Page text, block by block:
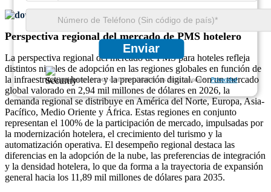
Enviar
Garantizamos la total confidencialidad de sus datos personales.Privacidad
Descargar muestra gratis
Perspectiva regional del mercado de PMS hotelero
La perspectiva regional del mercado de PMS para hoteles refleja
distintos niveles de adopción en las regiones globales en función de
la infraestructura hotelera y la preparación digital. Con un mercado
global valorado en 2,94 mil millones de dólares en 2026, la
demanda regional se distribuye en América del Norte, Europa, Asia-
Pacífico, Medio Oriente y África. Estas regiones en conjunto
representan el 100% de la participación de mercado, impulsadas por
la modernización hotelera, el crecimiento del turismo y la
automatización operativa. El desempeño regional destaca las
diferencias en la adopción de la nube, las preferencias de integración
y la densidad hotelera, lo que da forma a la trayectoria de expansión
general hacia los 11,89 mil millones de dólares para 2035.